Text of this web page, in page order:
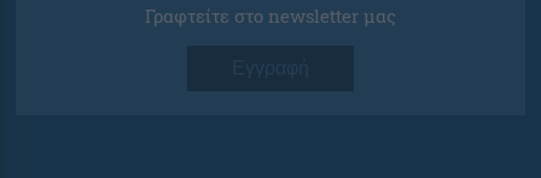
Γραφτείτε στο newsletter μας
Εγγραφή